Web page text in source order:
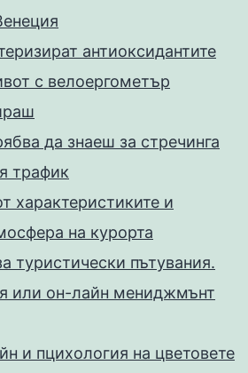
антиоксидантите
с велоергометър
да знаеш за стречинга
трафик
характеристиките и
на курорта
туристически пътувания.
или он-лайн мениджмънт
и пцихология на цветовете